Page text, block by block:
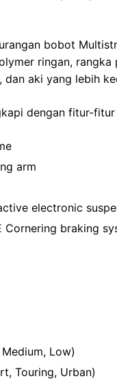
bobot
ringan,
aki yang lebih
dengan fitur-
arm
electronic
Cornering braking
Low)
Touring, Urban)